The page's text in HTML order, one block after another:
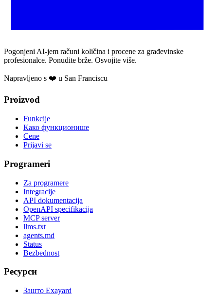
Pogonjeni AI-jem računi količina i procene za građevinske
profesionalce. Ponudite brže. Osvojite više.
Napravljeno s ❤️ u San Franciscu
Proizvod
Funkcije
Како функционише
Cene
Prijavi se
Programeri
Za programere
Integracije
API dokumentacija
OpenAPI specifikacija
MCP server
llms.txt
agents.md
Status
Bezbednost
Ресурси
Зашто Exayard